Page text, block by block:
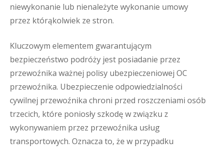
niewykonanie lub nienależyte wykonanie umowy
przez którąkolwiek ze stron.
Kluczowym elementem gwarantującym
bezpieczeństwo podróży jest posiadanie przez
przewoźnika ważnej polisy ubezpieczeniowej OC
przewoźnika. Ubezpieczenie odpowiedzialności
cywilnej przewoźnika chroni przed roszczeniami osób
trzecich, które poniosły szkodę w związku z
wykonywaniem przez przewoźnika usług
transportowych. Oznacza to, że w przypadku